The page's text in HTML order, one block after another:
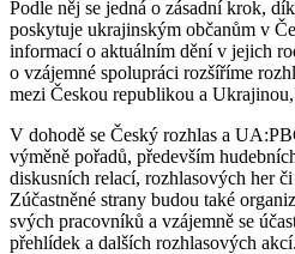
Podle něj se jedná o zásadní krok,
poskytuje ukrajinským občanům v
informací o aktuálním dění v jejich
o vzájemné spolupráci rozšíříme
mezi Českou republikou a
V dohodě se Český rozhlas a
výměně pořadů, především
diskusních relací, rozhlasových her
Zúčastněné strany budou také
svých pracovníků a vzájemně se
přehlídek a dalších rozhlasových akcí.